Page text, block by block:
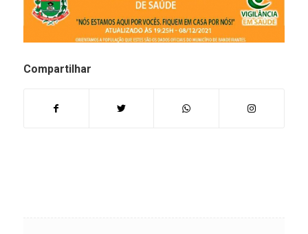
Compartilhar